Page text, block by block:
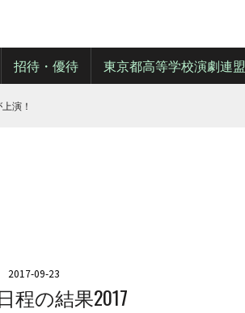
招待・優待 東京都高等学校演劇連盟
演！
2017-09-23
程の結果2017